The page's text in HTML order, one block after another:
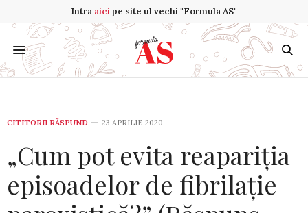
Intra aicipe site ul vechi "Formula AS"
CITITORII RĂSPUND 23 APRILIE 2020
„Cum pot evita reapariţia
episoadelor de fibrilaţie